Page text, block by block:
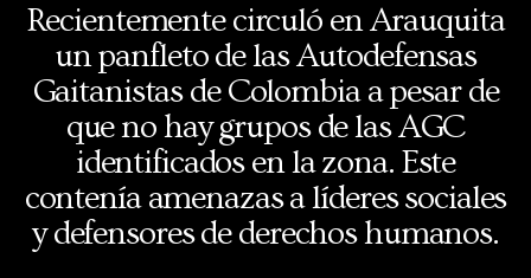
Recientemente circuló en Arauquita
un panfleto de las Autodefensas
Gaitanistas de Colombia a pesar de
que no hay grupos de las AGC
identificados en la zona. Este
contenía amenazas a líderes sociales
y defensores de derechos humanos.